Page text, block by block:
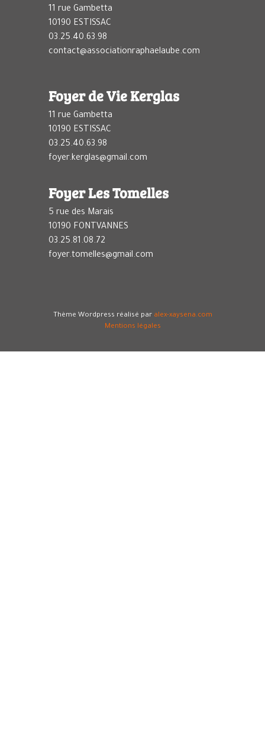
11 rue Gambetta
10190 ESTISSAC
03.25.40.63.98
contact@associationraphaelaube.com
Foyer de Vie Kerglas
11 rue Gambetta
10190 ESTISSAC
03.25.40.63.98
foyer.kerglas@gmail.com
Foyer Les Tomelles
5 rue des Marais
10190 FONTVANNES
03.25.81.08.72
foyer.tomelles@gmail.com
Thème Wordpress réalisé par alex-xaysena.com
Mentions légales